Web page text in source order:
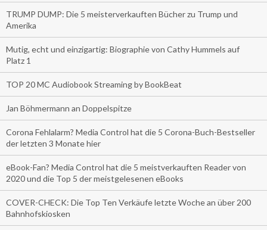
TRUMP DUMP: Die 5 meisterverkauften Bücher zu Trump und
Amerika
Mutig, echt und einzigartig: Biographie von Cathy Hummels auf
Platz 1
TOP 20 MC Audiobook Streaming by BookBeat
Jan Böhmermann an Doppelspitze
Corona Fehlalarm? Media Control hat die 5 Corona-Buch-Bestseller
der letzten 3 Monate hier
eBook-Fan? Media Control hat die 5 meistverkauften Reader von
2020 und die Top 5 der meistgelesenen eBooks
COVER-CHECK: Die Top Ten Verkäufe letzte Woche an über 200
Bahnhofskiosken